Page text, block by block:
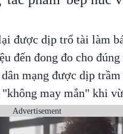
được dịp trổ tài làm
đến đong đo cho
mạng được dịp
"không may mắn" khi
Advertisement